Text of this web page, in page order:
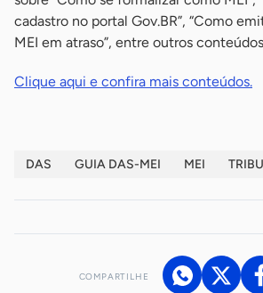
cadastro no portal Gov.BR”, “Como
MEI em atraso”, entre outros
Clique aqui e confira mais conteúdos.
DAS GUIA DAS-MEI MEI
COMPARTILHE